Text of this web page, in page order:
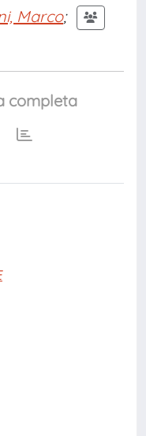
Marco;
completa